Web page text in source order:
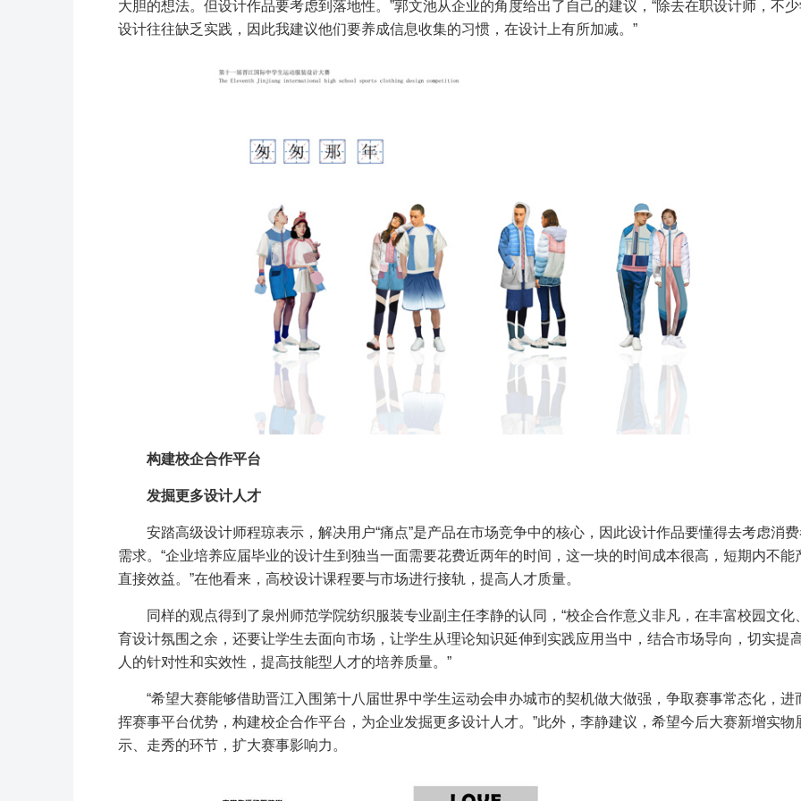
大胆的想法。但设计作品要考虑到落地性。”郭文池从企业的角度给出了自己的建议，“除去在职设计师，不
设计往往缺乏实践，因此我建议他们要养成信息收集的习惯，在设计上有所加减。”
构建校企合作平台
发掘更多设计人才
安踏高级设计师程琼表示，解决用户“痛点”是产品在市场竞争中的核心，因此设计作品要懂得去考虑消
需求。“企业培养应届毕业的设计生到独当一面需要花费近两年的时间，这一块的时间成本很高，短期内不能
直接效益。”在他看来，高校设计课程要与市场进行接轨，提高人才质量。
同样的观点得到了泉州师范学院纺织服装专业副主任李静的认同，“校企合作意义非凡，在丰富校园文化
育设计氛围之余，还要让学生去面向市场，让学生从理论知识延伸到实践应用当中，结合市场导向，切实提
人的针对性和实效性，提高技能型人才的培养质量。”
“希望大赛能够借助晋江入围第十八届世界中学生运动会申办城市的契机做大做强，争取赛事常态化，进
挥赛事平台优势，构建校企合作平台，为企业发掘更多设计人才。”此外，李静建议，希望今后大赛新增实物
示、走秀的环节，扩大赛事影响力。